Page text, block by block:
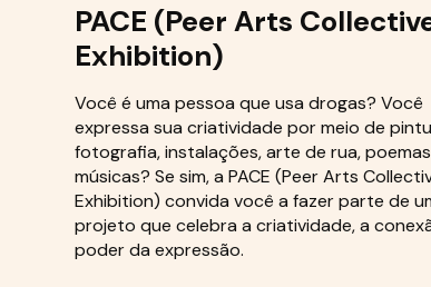
PACE (Peer Arts
Exhibition)
Você é uma pessoa que usa drogas? Você
expressa sua criatividade por meio de
fotografia, instalações, arte de rua,
músicas? Se sim, a PACE (Peer Arts
Exhibition) convida você a fazer parte de
projeto que celebra a criatividade, a
poder da expressão.